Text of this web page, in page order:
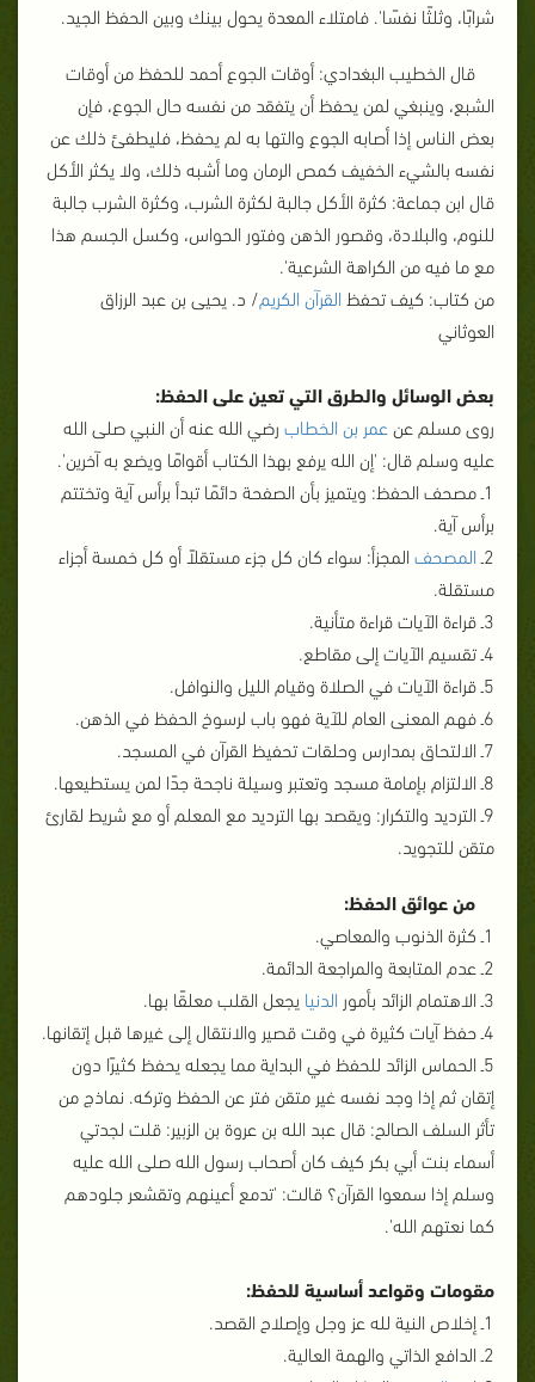
شرابًا، وثلثًا نفسًا'. فامتلاء المعدة يحول بينك وبين الحفظ الجيد.
قال الخطيب البغدادي: أوقات الجوع أحمد للحفظ من أوقات
الشبع، وينبغي لمن يحفظ أن يتفقد من نفسه حال الجوع، فإن
بعض الناس إذا أصابه الجوع والتها به لم يحفظ، فليطفئ ذلك عن
نفسه بالشيء الخفيف كمص الرمان وما أشبه ذلك، ولا يكثر الأكل
قال ابن جماعة: كثرة الأكل جالبة لكثرة الشرب، وكثرة الشرب جالبة
للنوم، والبلادة، وقصور الذهن وفتور الحواس، وكسل الجسم هذا
مع ما فيه من الكراهة الشرعية'.
من كتاب: كيف تحفظ القرآن الكريم/ د. يحيى بن عبد الرزاق
العوثاني
بعض الوسائل والطرق التي تعين على الحفظ:
روى مسلم عن عمر بن الخطاب رضي الله عنه أن النبي صلى الله
عليه وسلم قال: 'إن الله يرفع بهذا الكتاب أقوامًا ويضع به آخرين'.
1ـ مصحف الحفظ: ويتميز بأن الصفحة دائمًا تبدأ برأس آية وتختتم
برأس آية.
2ـ المصحف المجزأ: سواء كان كل جزء مستقلاً أو كل خمسة أجزاء
مستقلة.
3ـ قراءة الآيات قراءة متأنية.
4ـ تقسيم الآيات إلى مقاطع.
5ـ قراءة الآيات في الصلاة وقيام الليل والنوافل.
6ـ فهم المعنى العام للآية فهو باب لرسوخ الحفظ في الذهن.
7ـ الالتحاق بمدارس وحلقات تحفيظ القرآن في المسجد.
8ـ الالتزام بإمامة مسجد وتعتبر وسيلة ناجحة جدًا لمن يستطيعها.
9ـ الترديد والتكرار: ويقصد بها الترديد مع المعلم أو مع شريط لقارئ
متقن للتجويد.
من عوائق الحفظ:
1ـ كثرة الذنوب والمعاصي.
2ـ عدم المتابعة والمراجعة الدائمة.
3ـ الاهتمام الزائد بأمور
الدنيا يجعل القلب معلقًا بها.
4ـ حفظ آيات كثيرة في وقت قصير والانتقال إلى غيرها قبل إتقانها.
5ـ الحماس الزائد للحفظ في البداية مما يجعله يحفظ كثيرًا دون
إتقان ثم إذا وجد نفسه غير متقن فتر عن الحفظ وتركه. نماذج من
تأثر السلف الصالح: قال عبد الله بن عروة بن الزبير: قلت لجدتي
أسماء بنت أبي بكر كيف كان أصحاب رسول الله صلى الله عليه
وسلم إذا سمعوا القرآن؟ قالت: 'تدمع أعينهم وتقشعر جلودهم
كما نعتهم الله'.
مقومات وقواعد أساسية للحفظ:
1ـ إخلاص النية لله عز وجل وإصلاح القصد.
2ـ الدافع الذاتي والهمة العالية.